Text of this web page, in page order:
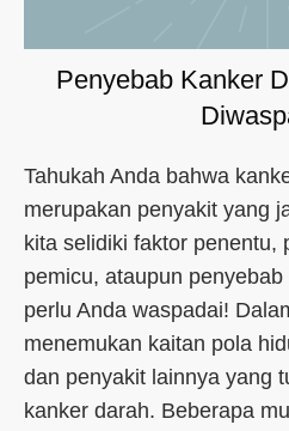
Penyebab Kanker
Tahukah Anda bahwa
merupakan penyakit yang
kita selidiki faktor penentu,
pemicu, ataupun
perlu Anda waspadai!
menemukan kaitan pola
dan penyakit lainnya yang
kanker darah. Beberapa